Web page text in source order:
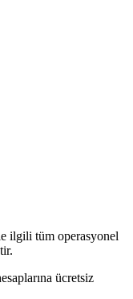
ilgili tüm operasyonel
ücretsiz